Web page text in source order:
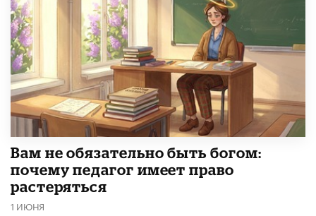
​Вам не обязательно быть богом:
почему педагог имеет право
растеряться
1 ИЮНЯ